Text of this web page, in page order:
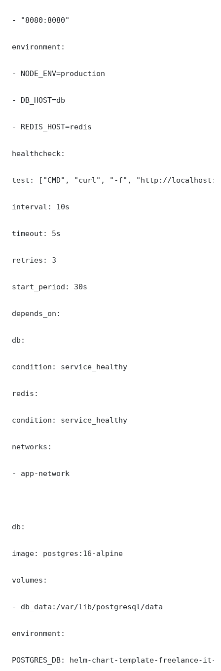
- "8080:8080"
environment:
- NODE_ENV=production
- DB_HOST=db
- REDIS_HOST=redis
healthcheck:
test: ["CMD", "curl", "-f", "http://
interval: 10s
timeout: 5s
retries: 3
start_period: 30s
depends_on:
db:
condition: service_healthy
redis:
condition: service_healthy
networks:
- app-network
db:
image: postgres:16-alpine
volumes:
- db_data:/var/lib/postgresql/data
environment:
POSTGRES_DB: helm-chart-template-freelance-it-